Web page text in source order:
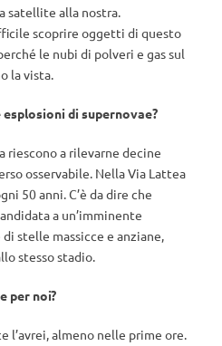
satellite alla nostra.
scoprire oggetti di questo
le nubi di polveri e gas sul
la vista.
di supernovae?
riescono a rilevarne decine
osservabile. Nella Via Lattea
50 anni. C’è da dire che
a un’imminente
stelle massicce e anziane,
stesso stadio.
per noi?
l’avrei, almeno nelle prime ore.